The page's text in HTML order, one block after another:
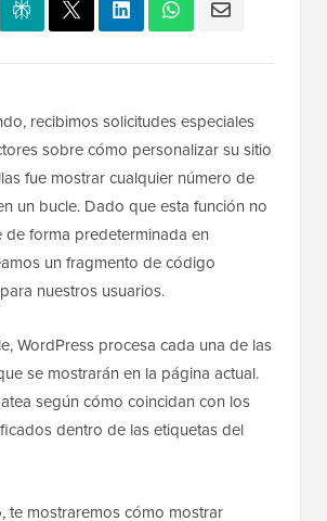
recibimos solicitudes especiales
sobre cómo personalizar su sitio
fue mostrar cualquier número de
un bucle. Dado que esta función no
forma predeterminada en
un fragmento de código
nuestros usuarios.
WordPress procesa cada una de las
se mostrarán en la página actual.
según cómo coincidan con los
dentro de las etiquetas del
te mostraremos cómo mostrar